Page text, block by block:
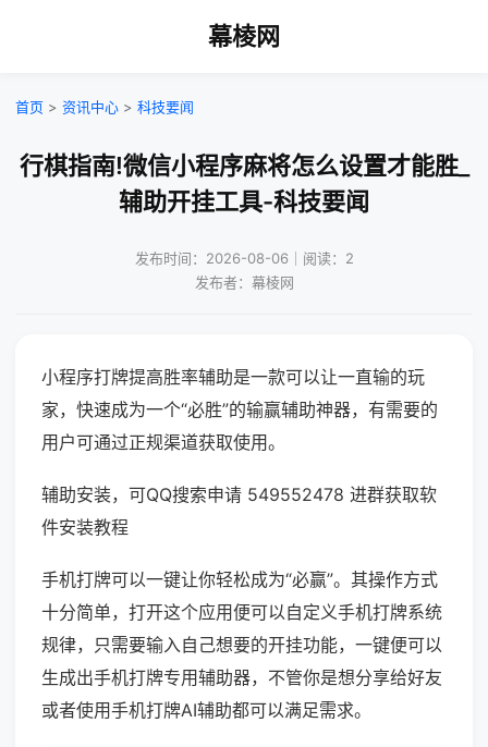
幕棱网
首页 > 资讯中心 > 科技要闻
行棋指南!微信小程序麻将怎么设置才能胜_
辅助开挂工具-科技要闻
发布时间：2026-08-06｜阅读：2
发布者：幕棱网
小程序打牌提高胜率辅助是一款可以让一直输的玩
家，快速成为一个“必胜”的输赢辅助神器，有需要的
用户可通过正规渠道获取使用。
辅助安装，可QQ搜索申请 549552478 进群获取软
件安装教程
手机打牌可以一键让你轻松成为“必赢”。其操作方式
十分简单，打开这个应用便可以自定义手机打牌系统
规律，只需要输入自己想要的开挂功能，一键便可以
生成出手机打牌专用辅助器，不管你是想分享给好友
或者使用手机打牌AI辅助都可以满足需求。